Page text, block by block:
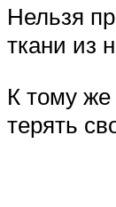
Нельзя
ткани из
К тому
терять